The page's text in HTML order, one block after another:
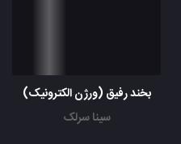
بخند رفیق (ورژن الکترونیک)
سینا سرلک